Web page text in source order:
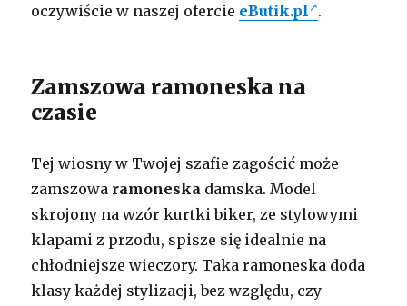
oczywiście w naszej ofercie eButik.pl .
Zamszowa ramoneska na
czasie
Tej wiosny w Twojej szafie zagościć może
zamszowa ramoneska damska. Model
skrojony na wzór kurtki biker, ze stylowymi
klapami z przodu, spisze się idealnie na
chłodniejsze wieczory. Taka ramoneska doda
klasy każdej stylizacji, bez względu, czy